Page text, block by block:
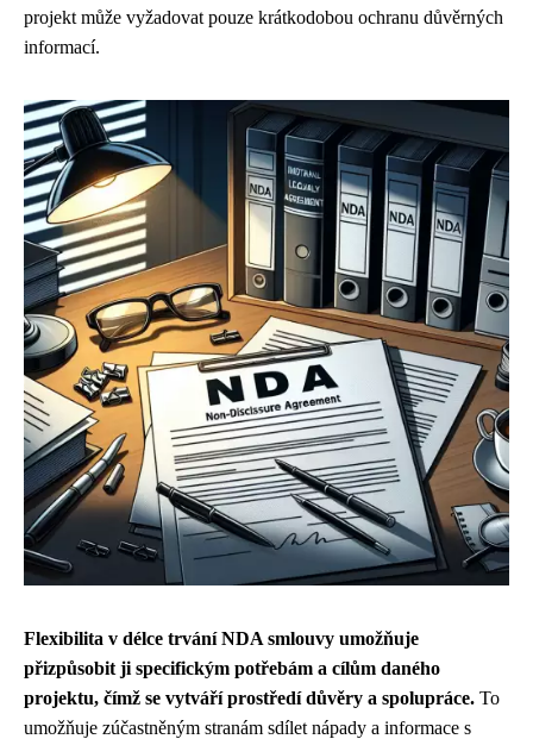
projekt může vyžadovat pouze krátkodobou ochranu důvěrných
informací.
Flexibilita v délce trvání NDA smlouvy umožňuje
přizpůsobit ji specifickým potřebám a cílům daného
projektu, čímž se vytváří prostředí důvěry a spolupráce. To
umožňuje zúčastněným stranám sdílet nápady a informace s